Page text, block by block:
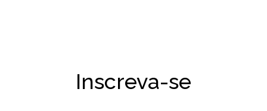
Inscreva-se